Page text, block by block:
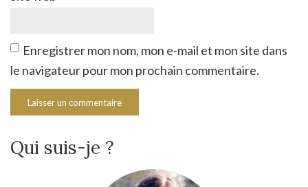
Enregistrer mon nom, mon e-mail et mon site dans
le navigateur pour mon prochain commentaire.
Qui suis-je ?